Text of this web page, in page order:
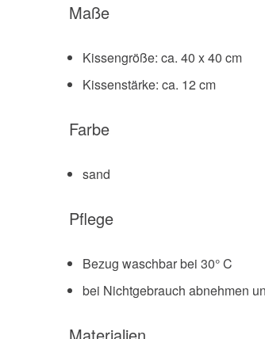
Maße
Kissengröße: ca. 40 x 40 cm
Kissenstärke: ca. 12 cm
Farbe
sand
Pflege
Bezug waschbar bei 30° C
bei Nichtgebrauch abnehmen